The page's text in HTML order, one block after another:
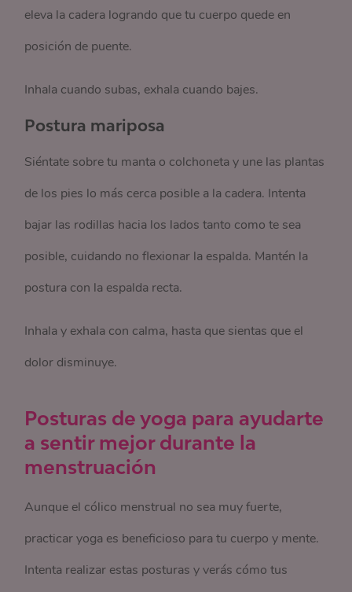
eleva la cadera logrando que tu cuerpo quede en
posición de puente.
Inhala cuando subas, exhala cuando bajes.
Postura mariposa
Siéntate sobre tu manta o colchoneta y une las plantas
de los pies lo más cerca posible a la cadera. Intenta
bajar las rodillas hacia los lados tanto como te sea
posible, cuidando no flexionar la espalda. Mantén la
postura con la espalda recta.
Inhala y exhala con calma, hasta que sientas que el
dolor disminuye.
Posturas de yoga para ayudarte
a sentir mejor durante la
menstruación
Aunque el cólico menstrual no sea muy fuerte,
practicar yoga es beneficioso para tu cuerpo y mente.
Intenta realizar estas posturas y verás cómo tus